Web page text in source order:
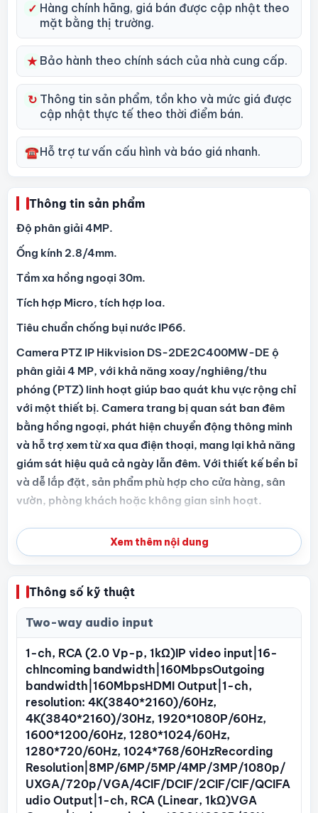
✓ Hàng chính hãng, giá bán được cập nhật theo
mặt bằng thị trường.
★ Bảo hành theo chính sách của nhà cung cấp.
↻ Thông tin sản phẩm, tồn kho và mức giá được
cập nhật thực tế theo thời điểm bán.
☎Hỗ trợ tư vấn cấu hình và báo giá nhanh.
Thông tin sản phẩm
Độ phân giải 4MP.
Ống kính 2.8/4mm.
Tầm xa hồng ngoại 30m.
Tích hợp Micro, tích hợp loa.
Tiêu chuẩn chống bụi nước IP66.
Camera PTZ IP Hikvision DS-2DE2C400MW-DE ộ
phân giải 4 MP, với khả năng xoay/nghiêng/thu
phóng (PTZ) linh hoạt giúp bao quát khu vực rộng chỉ
với một thiết bị. Camera trang bị quan sát ban đêm
bằng hồng ngoại, phát hiện chuyển động thông minh
và hỗ trợ xem từ xa qua điện thoại, mang lại khả năng
giám sát hiệu quả cả ngày lẫn đêm. Với thiết kế bền bỉ
và dễ lắp đặt, sản phẩm phù hợp cho cửa hàng, sân
vườn, phòng khách hoặc không gian sinh hoạt.
Thông số của camera IP quay quét mini
4MP Hikvision DS-2DE2C400MW-DE
Chuẩn nén H.265 , H.264+, H.264 / Hỗ trợ 2 luồng dữ
liệu.
Độ nhạy sáng Color: 0.005 Lux @ (F1.2, AGC ON).
Chống ngược sáng DWDR , HLC , BLC ; 3D DNR.
Độ phân giải tối đa 2560 x 1440 @ 25fps.
Ống kính 2.8/4mm.
Tầm xa hồng ngoại 30m.
Tích hợp Micro, tích hợp loa.
Góc quay ngang 0°~340°, Góc quay dọc : -5°~105° ;
tốc độ quay ngang 0° đến 21°/s ; tốc độ quay dọc 0°
Xem thêm nội dung
Thông số kỹ thuật
Two-way audio input
1-ch, RCA (2.0 Vp-p, 1kΩ)IP video input|16-
chIncoming bandwidth|160MbpsOutgoing
bandwidth|160MbpsHDMI Output|1-ch,
resolution: 4K(3840*2160)/60Hz,
4K(3840*2160)/30Hz, 1920*1080P/60Hz,
1600*1200/60Hz, 1280*1024/60Hz,
1280*720/60Hz, 1024*768/60HzRecording
Resolution|8MP/6MP/5MP/4MP/3MP/1080p/
UXGA/720p/VGA/4CIF/DCIF/2CIF/CIF/QCIFA
udio Output|1-ch, RCA (Linear, 1kΩ)VGA